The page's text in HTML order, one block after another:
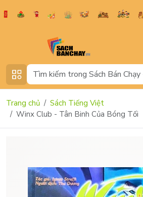
Trang chủ
Sách Tiếng Việt
Winx Club - Tân Binh Của Bóng Tối